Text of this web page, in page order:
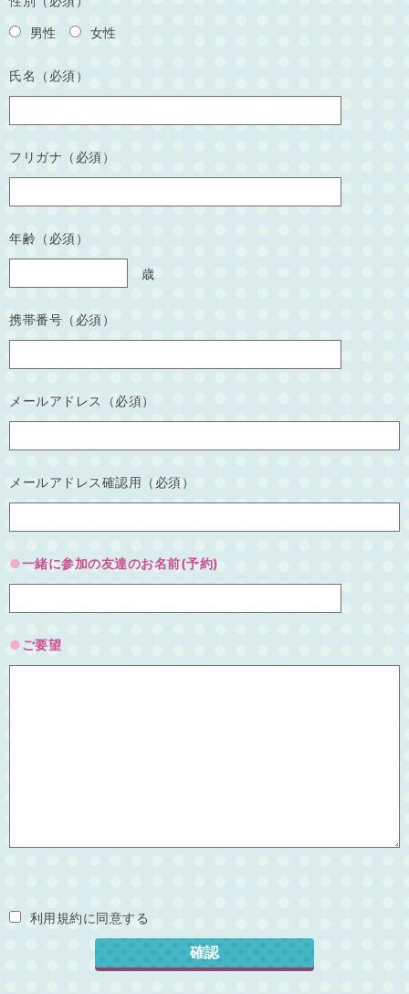
男性 女性
氏名（必須）
フリガナ（必須）
年齢（必須）
歳
携帯番号（必須）
メールアドレス（必須）
メールアドレス確認用（必須）
一緒に参加の友達のお名前(予約)
ご要望
利用規約に同意する